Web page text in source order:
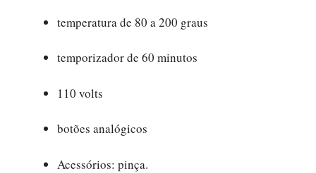
temperatura de 80 a 200 graus
temporizador de 60 minutos
110 volts
botões analógicos
Acessórios: pinça.